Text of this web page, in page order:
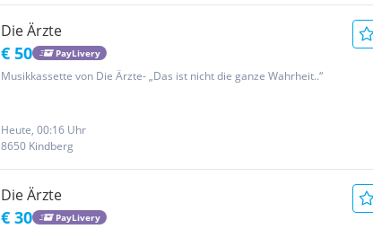
Die Ärzte
€ 50 PayLivery
Musikkassette von Die Ärzte- „Das ist nicht die ganze Wahrheit..“
Heute, 00:16 Uhr
8650 Kindberg
Die Ärzte
€ 30 PayLivery